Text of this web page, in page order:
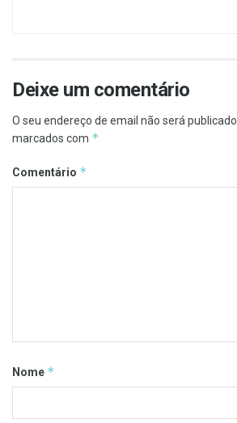
Deixe um comentário
O seu endereço de email não será publicado.
marcados com *
Comentário *
Nome *